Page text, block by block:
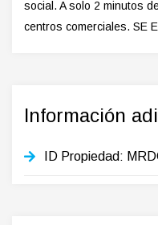
social. A solo 2 minutos
centros comerciales. SE
Información
ID Propiedad: